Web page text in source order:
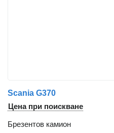
Scania G370
Цена при поискване
Брезентов камион